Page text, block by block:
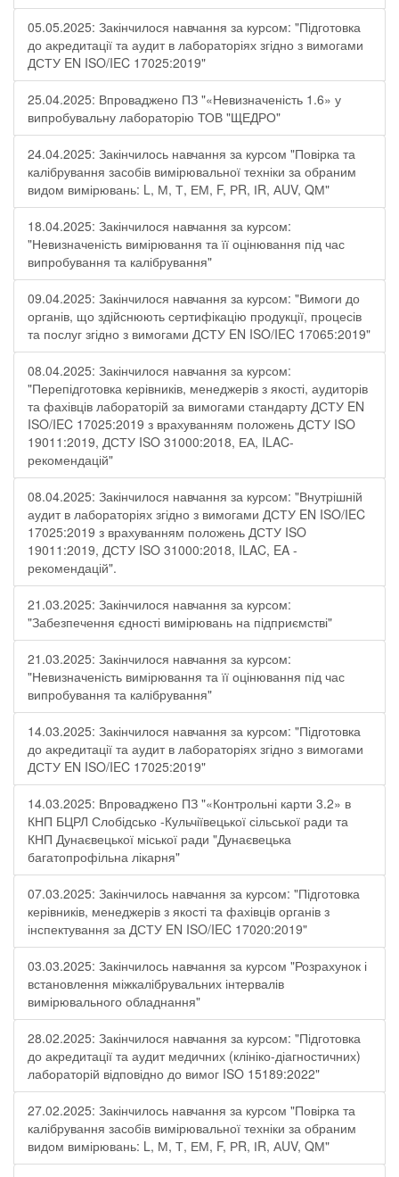
05.05.2025: Закінчилося навчання за курсом: "Підготовка
до акредитації та аудит в лабораторіях згідно з вимогами
ДСТУ EN ISO/IEC 17025:2019"
25.04.2025: Впроваджено ПЗ "«Невизначеність 1.6» у
випробувальну лабораторію ТОВ "ЩЕДРО"
24.04.2025: Закінчилось навчання за курсом "Повірка та
калібрування засобів вимірювальної техніки за обраним
видом вимірювань: L, М, Т, ЕМ, F, РR, ІR, АUV, QМ"
18.04.2025: Закінчилося навчання за курсом:
"Невизначеність вимірювання та її оцінювання під час
випробування та калібрування"
09.04.2025: Закінчилося навчання за курсом: "Вимоги до
органів, що здійснюють сертифікацію продукції, процесів
та послуг згідно з вимогами ДСТУ EN ISO/IEC 17065:2019"
08.04.2025: Закінчилося навчання за курсом:
"Перепідготовка керівників, менеджерів з якості, аудиторів
та фахівців лабораторій за вимогами стандарту ДСТУ EN
ISO/IEC 17025:2019 з врахуванням положень ДСТУ ISO
19011:2019, ДСТУ ISO 31000:2018, ЕА, ILAC-
рекомендацій"
08.04.2025: Закінчилося навчання за курсом: "Внутрішній
аудит в лабораторіях згідно з вимогами ДСТУ EN ISO/IEC
17025:2019 з врахуванням положень ДСТУ ISO
19011:2019, ДСТУ ISO 31000:2018, ILAC, EA -
рекомендацій".
21.03.2025: Закінчилося навчання за курсом:
"Забезпечення єдності вимірювань на підприємстві"
21.03.2025: Закінчилося навчання за курсом:
"Невизначеність вимірювання та її оцінювання під час
випробування та калібрування"
14.03.2025: Закінчилося навчання за курсом: "Підготовка
до акредитації та аудит в лабораторіях згідно з вимогами
ДСТУ EN ISO/IEC 17025:2019"
14.03.2025: Впроваджено ПЗ "«Контрольні карти 3.2» в
КНП БЦРЛ Слобідсько -Кульчіївецької сільської ради та
КНП Дунаєвецької міської ради "Дунаєвецька
багатопрофільна лікарня"
07.03.2025: Закінчилось навчання за курсом: "Підготовка
керівників, менеджерів з якості та фахівців органів з
інспектування за ДСТУ EN ISO/IEC 17020:2019"
03.03.2025: Закінчилось навчання за курсом "Розрахунок і
встановлення міжкалібрувальних інтервалів
вимірювального обладнання"
28.02.2025: Закінчилося навчання за курсом: "Підготовка
до акредитації та аудит медичних (клініко-діагностичних)
лабораторій відповідно до вимог ISO 15189:2022"
27.02.2025: Закінчилось навчання за курсом "Повірка та
калібрування засобів вимірювальної техніки за обраним
видом вимірювань: L, М, Т, ЕМ, F, РR, ІR, АUV, QМ"